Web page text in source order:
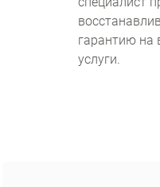
гарантию на
услуги.